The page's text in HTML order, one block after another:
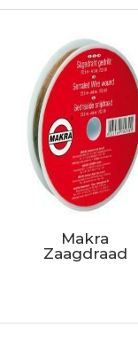
Makra
Zaagdraad